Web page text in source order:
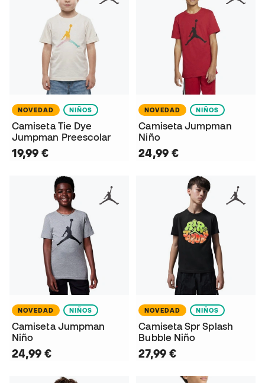
NOVEDAD NIÑOS
Camiseta Tie Dye
Jumpman Preescolar
19,99 €
NOVEDAD NIÑOS
Camiseta Jumpman
Niño
24,99 €
NOVEDAD NIÑOS
Camiseta Jumpman
Niño
24,99 €
NOVEDAD NIÑOS
Camiseta Spr Splash
Bubble Niño
27,99 €